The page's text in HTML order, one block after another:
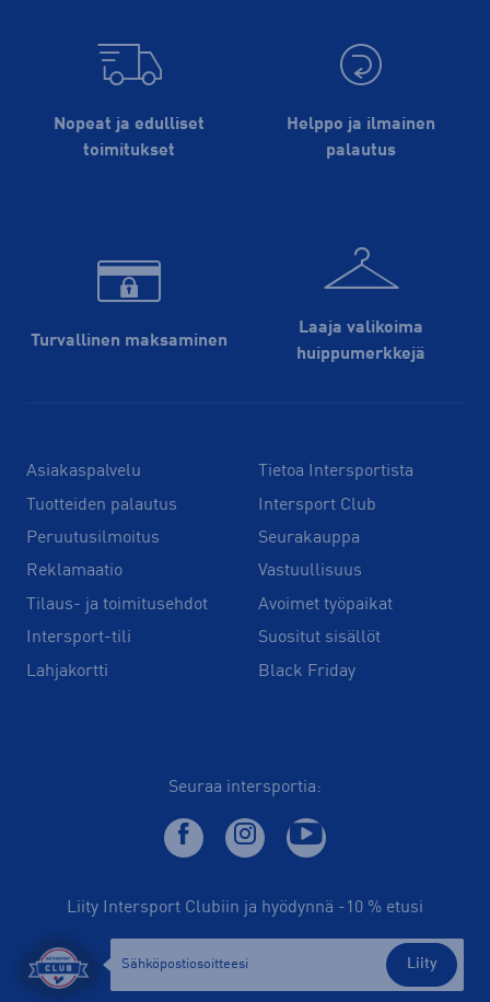
Nopeat ja edulliset
toimitukset
Helppo ja ilmainen
palautus
Turvallinen maksaminen
Laaja valikoima
huippu­merkkejä
Asiakaspalvelu
Tuotteiden palautus
Peruutusilmoitus
Reklamaatio
Tilaus- ja toimitusehdot
Intersport-tili
Lahjakortti
Tietoa Intersportista
Intersport Club
Seurakauppa
Vastuullisuus
Avoimet työpaikat
Suositut sisällöt
Black Friday
Seuraa intersportia:
Liity Intersport Clubiin ja hyödynnä -10 % etusi
Liity